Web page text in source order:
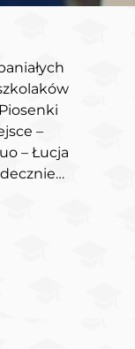
–
– Łucja